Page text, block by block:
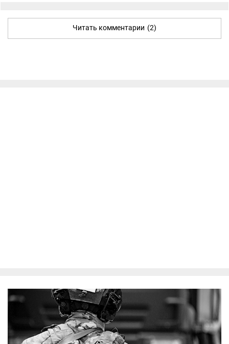
Читать комментарии (2)